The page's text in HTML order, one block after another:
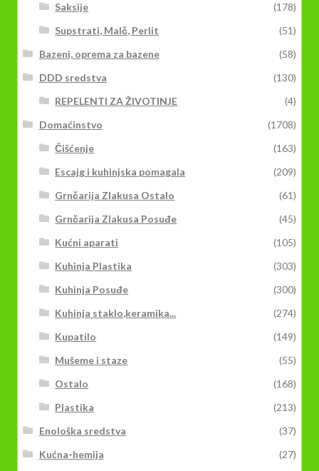
Saksije
(178)
Supstrati, Malč, Perlit
(51)
Bazeni, oprema za bazene
(58)
DDD sredstva
(130)
REPELENTI ZA ŽIVOTINJE
(4)
Domaćinstvo
(1708)
Čišćenje
(163)
Escajg i kuhinjska pomagala
(209)
Grnčarija Zlakusa Ostalo
(61)
Grnčarija Zlakusa Posuđe
(45)
Kućni aparati
(105)
Kuhinja Plastika
(303)
Kuhinja Posuđe
(300)
Kuhinja staklo,keramika...
(274)
Kupatilo
(149)
Mušeme i staze
(55)
Ostalo
(168)
Plastika
(213)
Enološka sredstva
(37)
Kućna-hemija
(27)